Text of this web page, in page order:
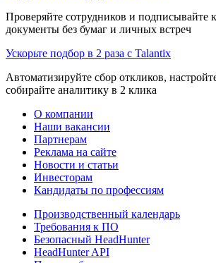
Проверяйте сотрудников и подписывайте
документы без бумаг и личных встреч
Ускорьте подбор в 2 раза с Talantix
Автоматизируйте сбор откликов,
собирайте аналитику в 2 клика
О компании
Наши вакансии
Партнерам
Реклама на сайте
Новости и статьи
Инвесторам
Кандидаты по профессиям
Производственный календарь
Требования к ПО
Безопасный HeadHunter
HeadHunter API